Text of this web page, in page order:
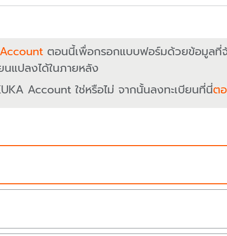
ตอนนี้เพื่อกรอกแบบฟอร์มด้วยข้อมูลที่
แปลงได้ในภายหลัง
Account ใช่หรือไม่ จากนั้นลงทะเบียนที่นี่ต